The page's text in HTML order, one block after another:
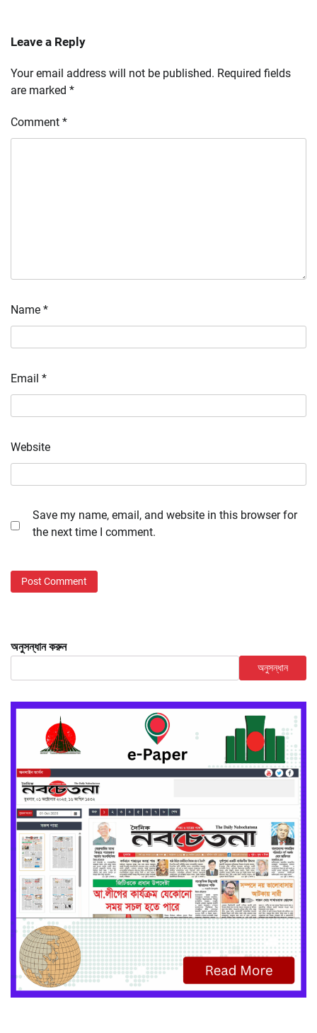
Leave a Reply
Your email address will not be published. Required fields
are marked *
Comment *
Name *
Email *
Website
Save my name, email, and website in this browser for
the next time I comment.
অনুসন্ধান করুন
অনুসন্ধান